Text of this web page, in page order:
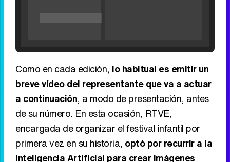
'120 Minutos' celebra sus 2.000 programas en Telemadrid con un vídeo del día a día en la redacción
Como en cada edición, lo habitual es emitir un
breve vídeo del representante que va a actuar
a continuación, a modo de presentación, antes
de su número. En esta ocasión, RTVE,
encargada de organizar el festival infantil por
primera vez en su historia, optó por recurrir a la
Inteligencia Artificial para crear imágenes